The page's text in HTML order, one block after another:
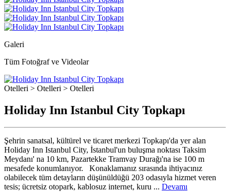
Galeri
Tüm Fotoğraf ve Videolar
Otelleri > Otelleri > Otelleri
Holiday Inn Istanbul City Topkapı
Şehrin sanatsal, kültürel ve ticaret merkezi Topkapı'da yer alan
Holiday Inn Istanbul City, İstanbul'un buluşma noktası Taksim
Meydanı' na 10 km, Pazartekke Tramvay Durağı'na ise 100 m
mesafede konumlanıyor. Konaklamanız sırasında ihtiyacınız
olabilecek tüm detayların düşünüldüğü 203 odasıyla hizmet veren
tesis; ücretsiz otopark, kablosuz internet, kuru ... Devamı